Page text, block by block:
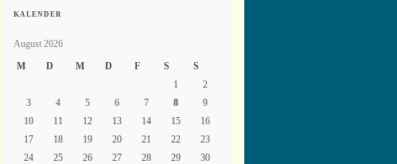
KALENDER
August 2026
M
D M D F S
S
1
2
3
4 5 6 7 8
9
10
11 12 13 14 15
16
17
18 19 20 21 22
23
24
25 26 27 28 29
30